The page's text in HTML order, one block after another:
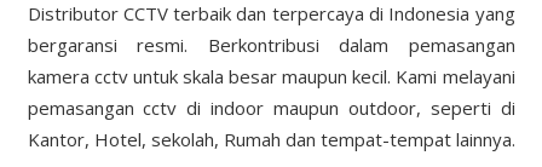
Distributor CCTV terbaik dan terpercaya di Indonesia yang
bergaransi resmi. Berkontribusi dalam pemasangan
kamera cctv untuk skala besar maupun kecil. Kami melayani
pemasangan cctv di indoor maupun outdoor, seperti di
Kantor, Hotel, sekolah, Rumah dan tempat-tempat lainnya.